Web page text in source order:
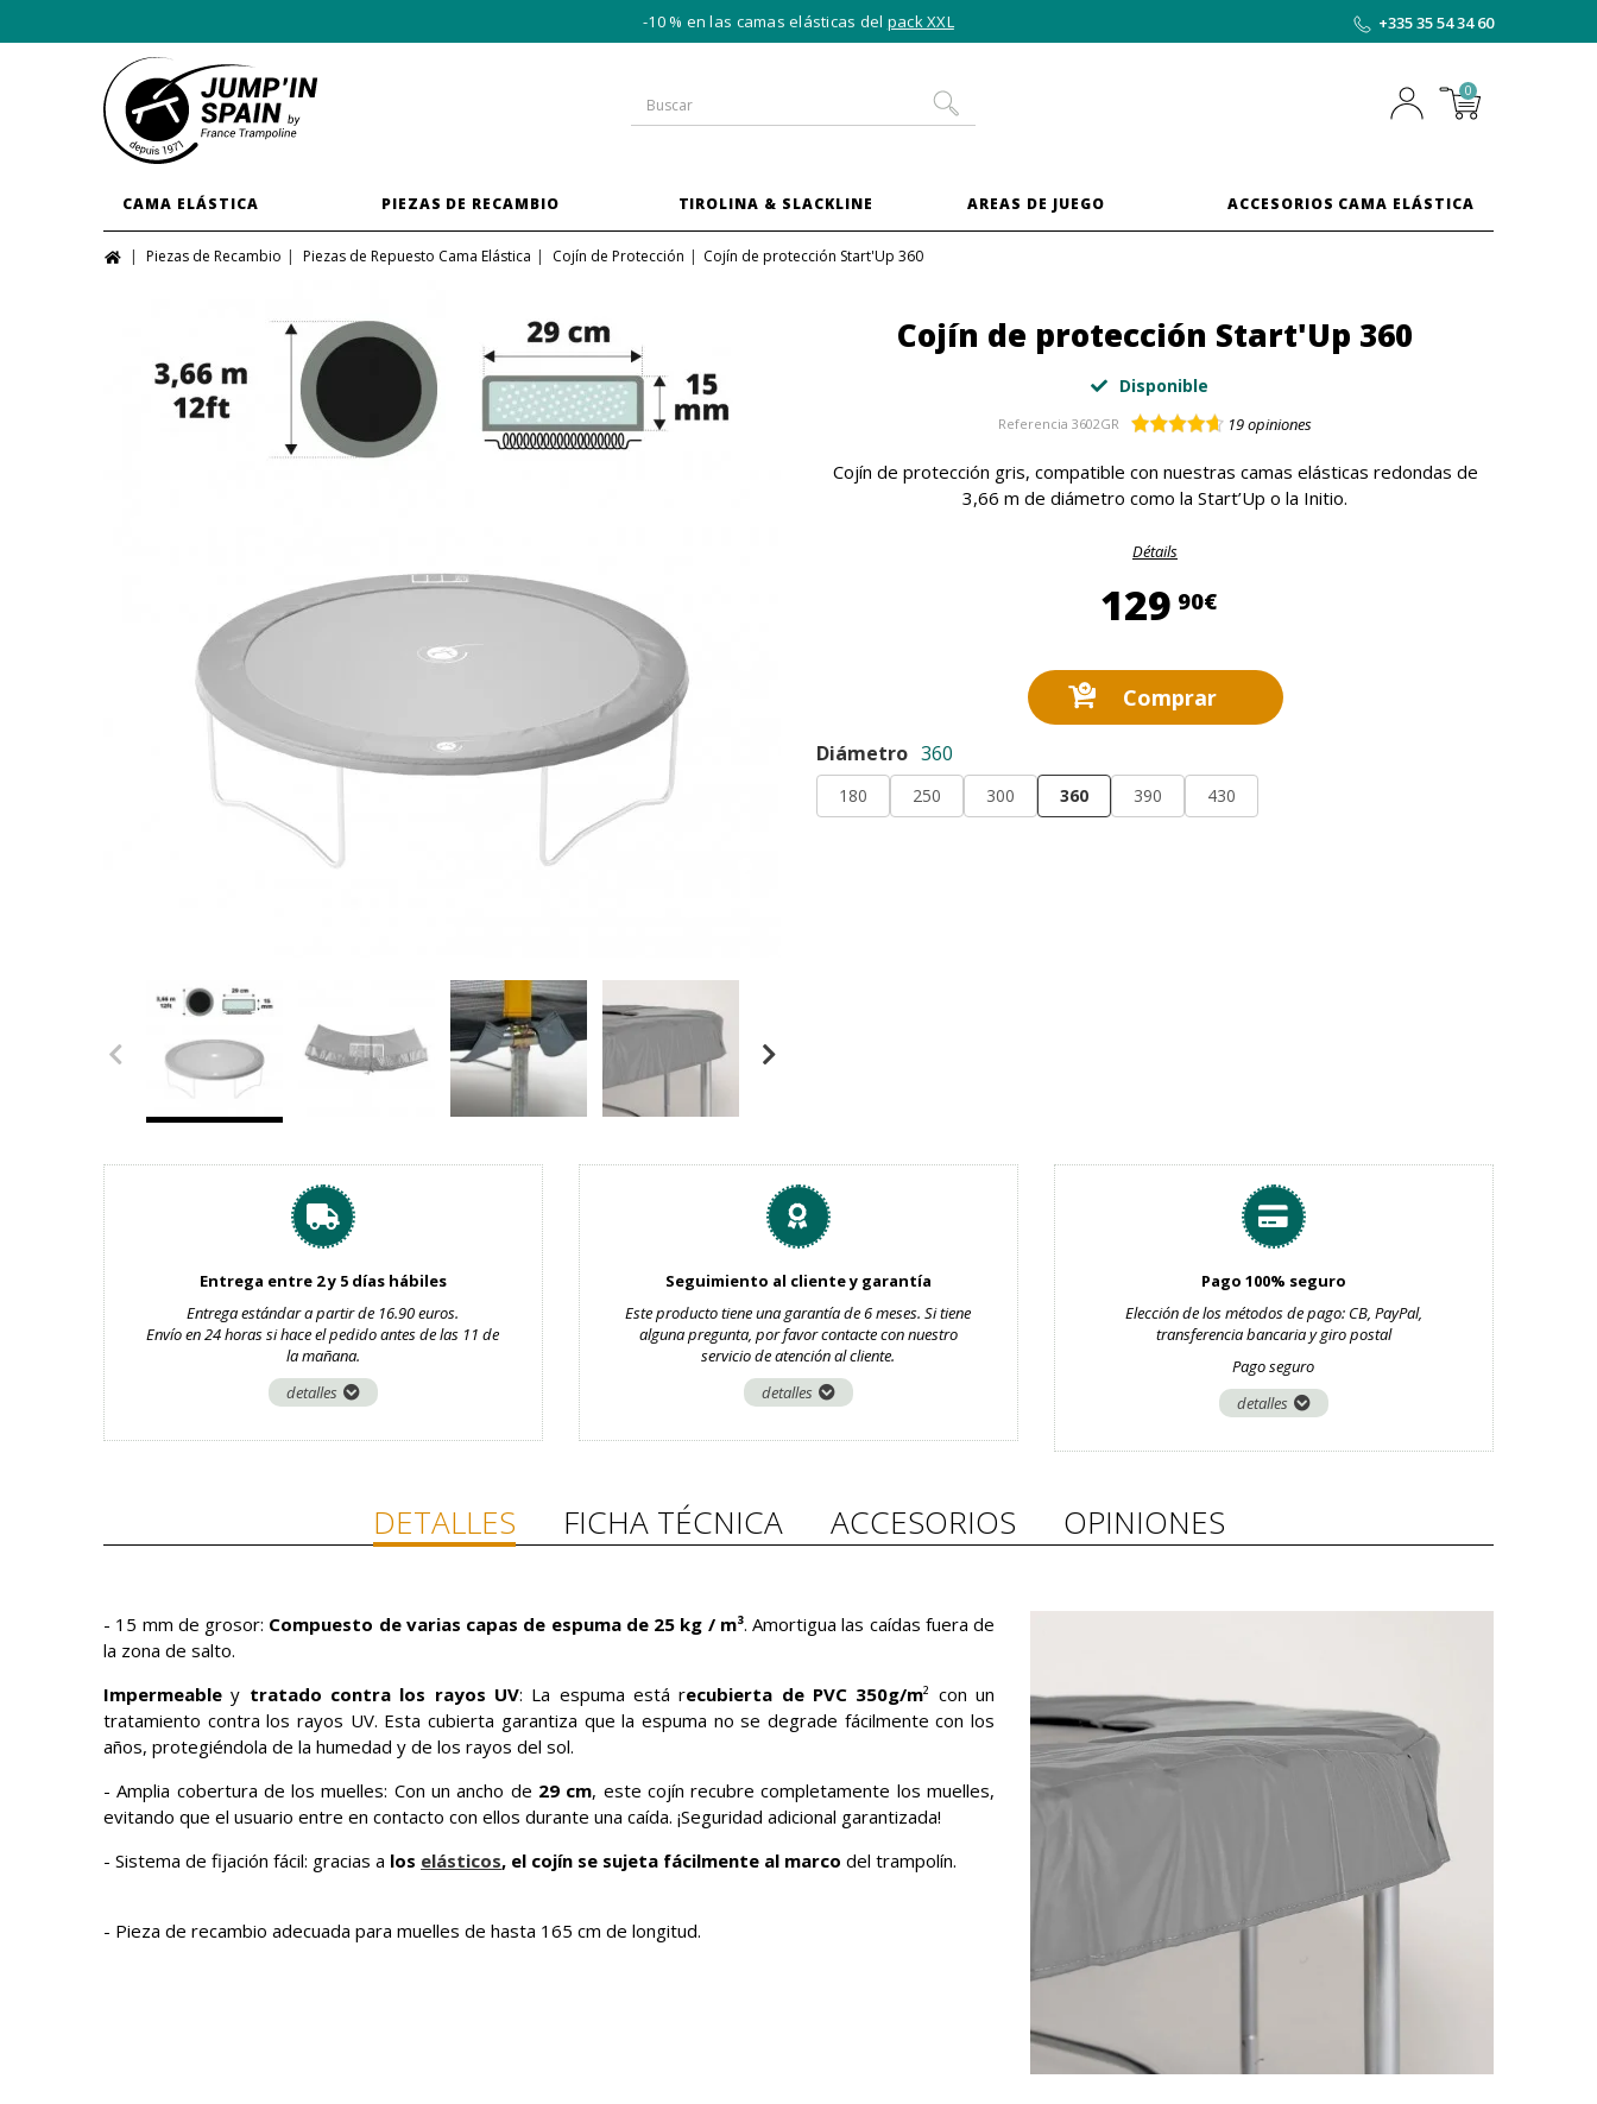
-10 % en las camas elásticas del pack XXL +335 35 54 34 60
0
CAMA ELÁSTICA PIEZAS DE RECAMBIO TIROLINA & SLACKLINE AREAS DE JUEGO ACCESORIOS CAMA ELÁSTICA
Piezas de Recambio Piezas de Repuesto Cama Elástica Cojín de Protección Cojín de protección Start'Up 360
Cojín de protección Start'Up 360
Disponible
Referencia 3602GR 19opiniones
Cojín de protección gris, compatible con nuestras camas elásticas redondas de
3,66 m de diámetro como la Start’Up o la Initio.
Détails
129 90€129,90 €
Comprar
Diámetro 360
180 250 300 360 390 430
Entrega entre 2 y 5 días hábiles
Entrega estándar a partir de 16.90 euros.
Envío en 24 horas si hace el pedido antes de las 11 de
la mañana.
detalles
Seguimiento al cliente y garantía
Este producto tiene una garantía de 6 meses. Si tiene
alguna pregunta, por favor contacte con nuestro
servicio de atención al cliente.
detalles
Pago 100% seguro
Elección de los métodos de pago: CB, PayPal,
transferencia bancaria y giro postal
Pago seguro
detalles
DETALLES FICHA TÉCNICA ACCESORIOS OPINIONES
- 15 mm de grosor: Compuesto de varias capas de espuma de 25 kg / m³. Amortigua las caídas fuera de
la zona de salto.
Impermeable y tratado contra los rayos UV: La espuma está recubierta de PVC 350g/m² con un
tratamiento contra los rayos UV. Esta cubierta garantiza que la espuma no se degrade fácilmente con los
años, protegiéndola de la humedad y de los rayos del sol.
- Amplia cobertura de los muelles: Con un ancho de 29 cm, este cojín recubre completamente los muelles,
evitando que el usuario entre en contacto con ellos durante una caída. ¡Seguridad adicional garantizada!
- Sistema de fijación fácil: gracias a los elásticos, el cojín se sujeta fácilmente al marco del trampolín.
- Pieza de recambio adecuada para muelles de hasta 165 cm de longitud.